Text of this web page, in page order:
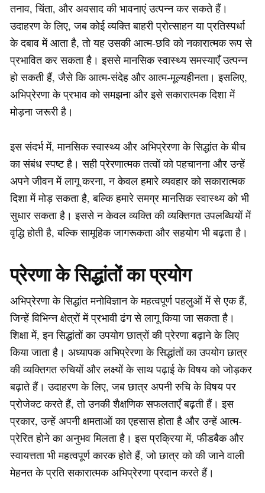
तनाव, चिंता, और अवसाद की भावनाएं उत्पन्न कर सकते हैं।
उदाहरण के लिए, जब कोई व्यक्ति बाहरी प्रोत्साहन या प्रतिस्पर्धा
के दबाव में आता है, तो यह उसकी आत्म-छवि को नकारात्मक रूप से
प्रभावित कर सकता है। इससे मानसिक स्वास्थ्य समस्याएँ उत्पन्न
हो सकती हैं, जैसे कि आत्म-संदेह और आत्म-मूल्यहीनता। इसलिए,
अभिप्रेरणा के प्रभाव को समझना और इसे सकारात्मक दिशा में
मोड़ना जरूरी है।
इस संदर्भ में, मानसिक स्वास्थ्य और अभिप्रेरणा के सिद्धांत के बीच
का संबंध स्पष्ट है। सही प्रेरणात्मक तत्वों को पहचानना और उन्हें
अपने जीवन में लागू करना, न केवल हमारे व्यवहार को सकारात्मक
दिशा में मोड़ सकता है, बल्कि हमारे समग्र मानसिक स्वास्थ्य को भी
सुधार सकता है। इससे न केवल व्यक्ति की व्यक्तिगत उपलब्धियों में
वृद्धि होती है, बल्कि सामूहिक जागरूकता और सहयोग भी बढ़ता है।
प्रेरणा के सिद्धांतों का प्रयोग
अभिप्रेरणा के सिद्धांत मनोविज्ञान के महत्वपूर्ण पहलुओं में से एक हैं,
जिन्हें विभिन्न क्षेत्रों में प्रभावी ढंग से लागू किया जा सकता है।
शिक्षा में, इन सिद्धांतों का उपयोग छात्रों की प्रेरणा बढ़ाने के लिए
किया जाता है। अध्यापक अभिप्रेरणा के सिद्धांतों का उपयोग छात्र
की व्यक्तिगत रुचियों और लक्ष्यों के साथ पढ़ाई के विषय को जोड़कर
बढ़ाते हैं। उदाहरण के लिए, जब छात्र अपनी रुचि के विषय पर
प्रोजेक्ट करते हैं, तो उनकी शैक्षणिक सफलताएँ बढ़ती हैं। इस
प्रकार, उन्हें अपनी क्षमताओं का एहसास होता है और उन्हें आत्म-
प्रेरित होने का अनुभव मिलता है। इस प्रक्रिया में, फीडबैक और
स्वायत्तता भी महत्वपूर्ण कारक होते हैं, जो छात्र को की जाने वाली
मेहनत के प्रति सकारात्मक अभिप्रेरणा प्रदान करते हैं।